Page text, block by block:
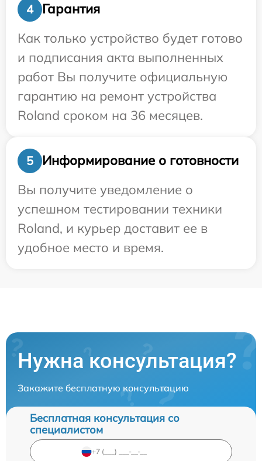
4
Гарантия
Как только устройство будет готово
и подписания акта выполненных
работ Вы получите официальную
гарантию на ремонт устройства
Roland сроком на 36 месяцев.
5
Информирование о готовности
Вы получите уведомление о
успешном тестировании техники
Roland, и курьер доставит ее в
удобное место и время.
Нужна консультация?
Закажите бесплатную консультацию
Бесплатная консультация со
специалистом